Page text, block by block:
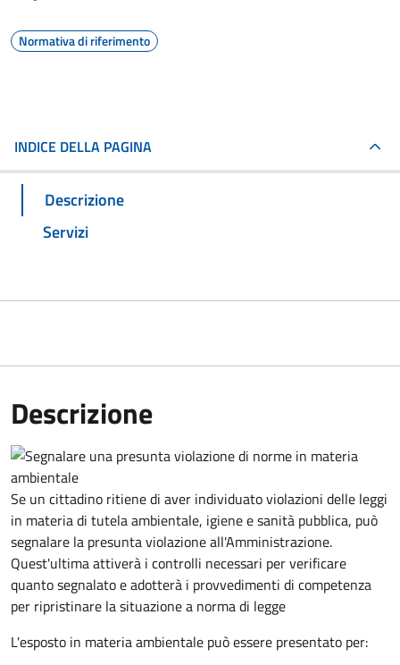
Normativa di riferimento
INDICE DELLA PAGINA
Descrizione
Servizi
Descrizione
Se un cittadino ritiene di aver individuato violazioni delle leggi
in materia di tutela ambientale, igiene e sanità pubblica, può
segnalare la presunta violazione all'Amministrazione.
Quest'ultima attiverà i controlli necessari per verificare
quanto segnalato e adotterà i provvedimenti di competenza
per ripristinare la situazione a norma di legge
L'esposto in materia ambientale può essere presentato per: